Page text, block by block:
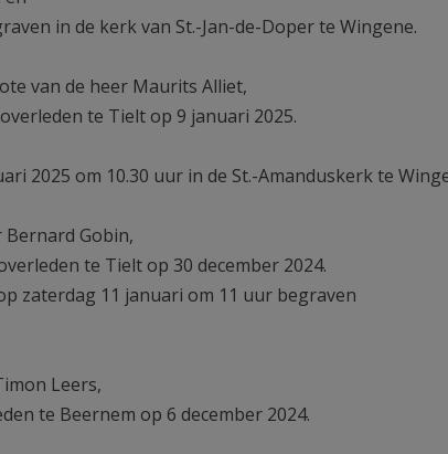
in de kerk van St.-Jan-de-Doper te Wingene.
van de heer Maurits Alliet,
te Tielt op 9 januari 2025.
2025 om 10.30 uur in de St.-Amanduskerk te
Bernard Gobin,
te Tielt op 30 december 2024.
zaterdag 11 januari om 11 uur begraven
Leers,
te Beernem op 6 december 2024.